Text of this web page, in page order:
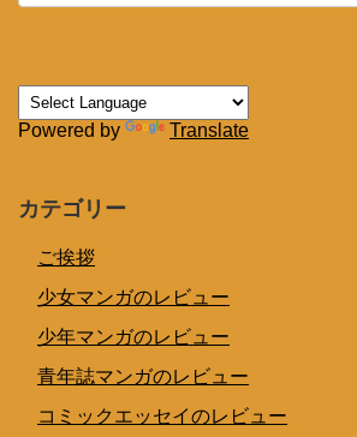
Powered by Translate
カテゴリー
ご挨拶
少女マンガのレビュー
少年マンガのレビュー
青年誌マンガのレビュー
コミックエッセイのレビュー